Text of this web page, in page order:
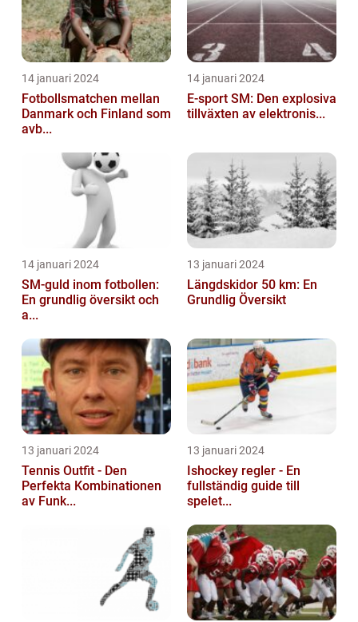
14 januari 2024
Fotbollsmatchen mellan
Danmark och Finland som
avb...
14 januari 2024
E-sport SM: Den explosiva
tillväxten av elektronis...
14 januari 2024
SM-guld inom fotbollen:
En grundlig översikt och
a...
13 januari 2024
Längdskidor 50 km: En
Grundlig Översikt
13 januari 2024
Tennis Outfit - Den
Perfekta Kombinationen
av Funk...
13 januari 2024
Ishockey regler - En
fullständig guide till
spelet...